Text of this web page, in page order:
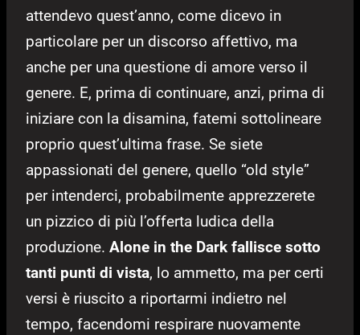
attendevo quest’anno, come dicevo in
particolare per un discorso affettivo, ma
anche per una questione di amore verso il
genere. E, prima di continuare, anzi, prima di
iniziare con la disamina, fatemi sottolineare
proprio quest’ultima frase. Se siete
appassionati del genere, quello “old style”
per intenderci, probabilmente apprezzerete
un pizzico di più l’offerta ludica della
produzione. Alone in the Dark fallisce sotto
tanti punti di vista, lo ammetto, ma per certi
versi è riuscito a riportarmi indietro nel
tempo, facendomi respirare nuovamente